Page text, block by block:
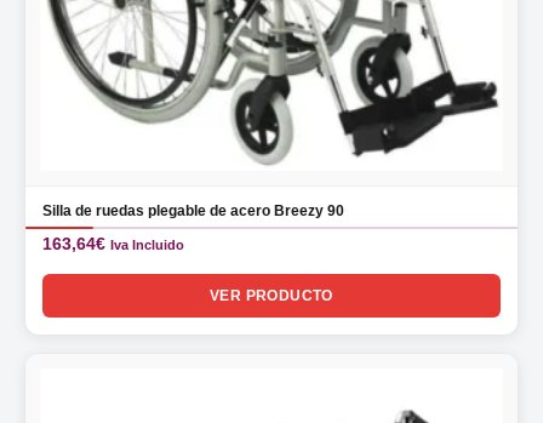
Silla de ruedas plegable de acero Breezy 90
163,64€ Iva Incluido
VER PRODUCTO